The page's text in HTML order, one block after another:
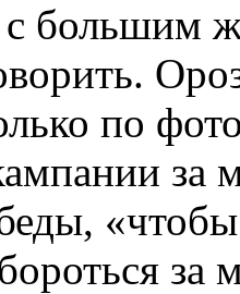
с большим
по
«чтобы
за